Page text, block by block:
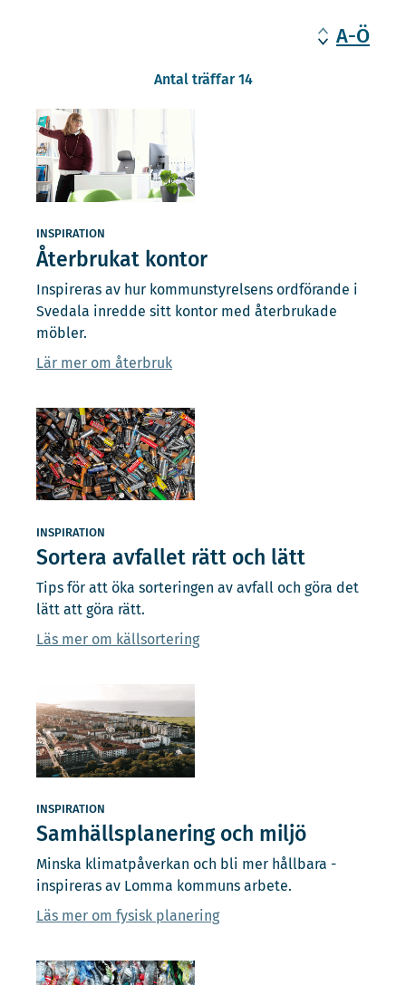
A-Ö
Antal träffar 14
INSPIRATION
Återbrukat kontor
Inspireras av hur kommunstyrelsens ordförande i
Svedala inredde sitt kontor med återbrukade
möbler.
Lär mer om återbruk
INSPIRATION
Sortera avfallet rätt och lätt
Tips för att öka sorteringen av avfall och göra det
lätt att göra rätt.
Läs mer om källsortering
INSPIRATION
Samhällsplanering och miljö
Minska klimatpåverkan och bli mer hållbara -
inspireras av Lomma kommuns arbete.
Läs mer om fysisk planering